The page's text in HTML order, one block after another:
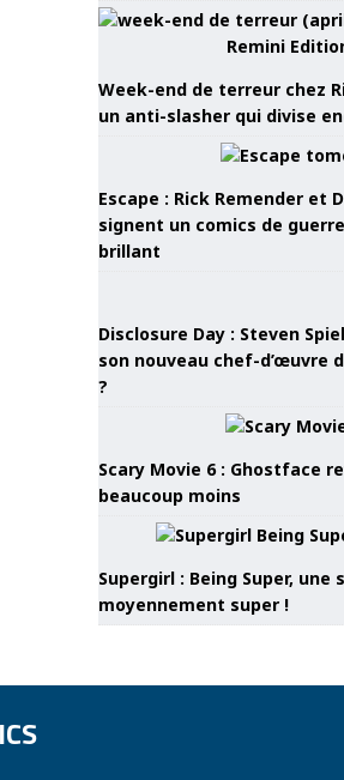
Week-end de terreur chez
un anti-slasher qui divise
Escape : Rick Remender et
signent un comics de
brillant
Disclosure Day : Steven
son nouveau chef-d’œuvre
?
Scary Movie 6 : Ghostface
beaucoup moins
Supergirl : Being Super, une
moyennement super !